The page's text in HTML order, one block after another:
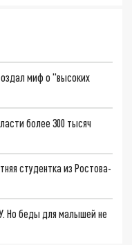
миф о "высоких
более 300 тысяч
студентка из Ростова-
Но беды для малышей не